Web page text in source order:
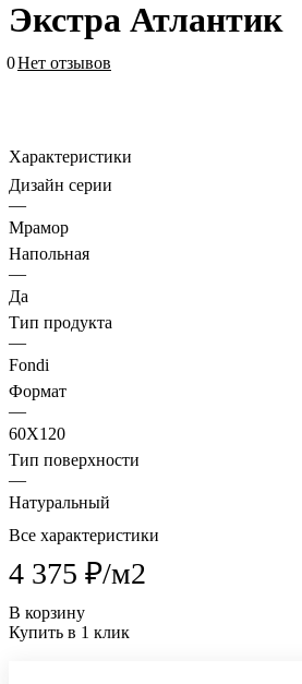
Экстра Атлантик
0Нет отзывов
Характеристики
Дизайн серии
—
Мрамор
Напольная
—
Да
Тип продукта
—
Fondi
Формат
—
60X120
Тип поверхности
—
Натуральный
Все характеристики
4 375 ₽/м2
В корзину
Купить в 1 клик